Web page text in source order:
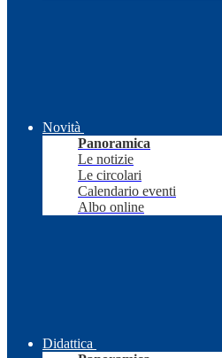
Novità
Panoramica
Le notizie
Le circolari
Calendario eventi
Albo online
Didattica